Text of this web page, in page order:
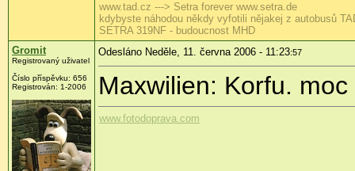
www.tad.cz ---> Setra forever www.setra.de
kdybyste náhodou někdy vyfotili nějakej z autobusů
SETRA 319NF - budoucnost MHD
Gromit
Registrovaný uživatel
Číslo příspěvku: 656
Registrován: 1-2006
Odesláno Neděle, 11. června 2006 - 11:23:57
Maxwilien: Korfu.
www.fotodoprava.com